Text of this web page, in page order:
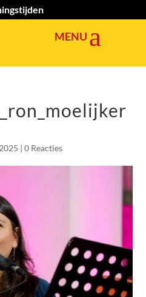
|0 Reacties